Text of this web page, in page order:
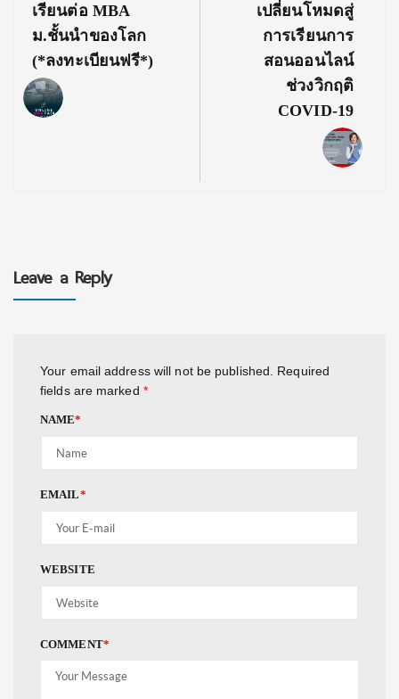
เรียนต่อ MBA
ม.ชั้นนำของโลก
(*ลงทะเบียนฟรี*)
เปลี่ยนโหมดสู่
การเรียนการ
สอนออนไลน์
ช่วงวิกฤติ
COVID-19
Leave a Reply
Your email address will not be published. Required
fields are marked *
NAME*
EMAIL*
WEBSITE
COMMENT*